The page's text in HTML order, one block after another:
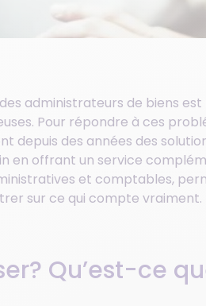
administrateurs de biens
Pour répondre à ces
depuis des années des
en offrant un service
et comptables,
sur ce qui compte vraiment.
Qu’est-ce